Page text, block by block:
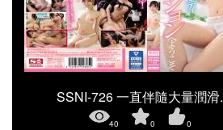
SSNI-726 一直伴隨大量潤滑.
40 0 0